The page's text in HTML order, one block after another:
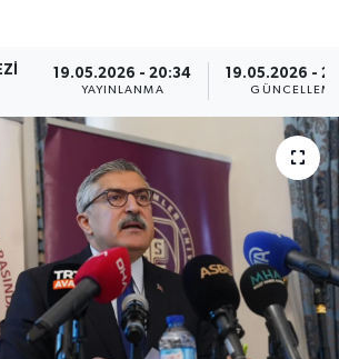
19.05.2026 - 20:34
YAYINLANMA
19.05.2026 -